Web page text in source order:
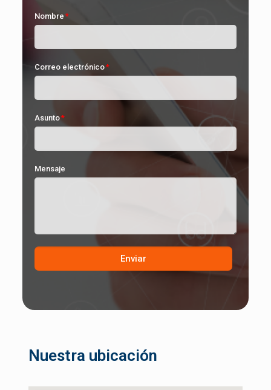
Nombre
Correo electrónico
Asunto
Mensaje
Enviar
Nuestra ubicación